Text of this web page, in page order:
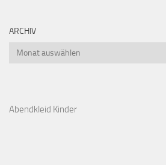
ARCHIV
Archiv
Abendkleid Kinder